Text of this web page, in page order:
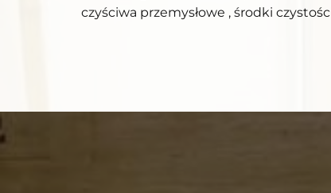
czyściwa przemysłowe , środki